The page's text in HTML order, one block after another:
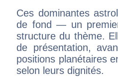
Ces dominantes
de fond — un
structure du thème.
de présentation,
positions planétaires
selon leurs dignités.